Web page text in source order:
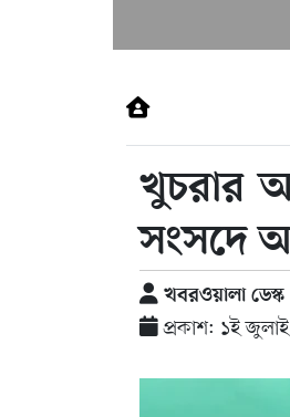
খুচরার
সংসদে
খবরওয়ালা ডেস্ক
প্রকাশ: ১ই